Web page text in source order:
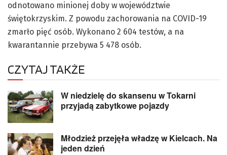
odnotowano minionej doby w województwie
świętokrzyskim. Z powodu zachorowania na COVID-19
zmarło pięć osób. Wykonano 2 604 testów, a na
kwarantannie przebywa 5 478 osób.
CZYTAJ TAKŻE
W niedzielę do skansenu w Tokarni
przyjadą zabytkowe pojazdy
Młodzież przejęła władzę w Kielcach. Na
jeden dzień